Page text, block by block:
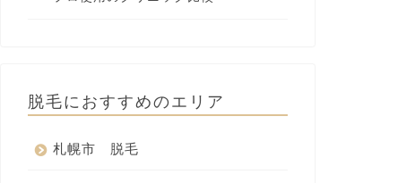
脱毛におすすめのエリア
札幌市 脱毛